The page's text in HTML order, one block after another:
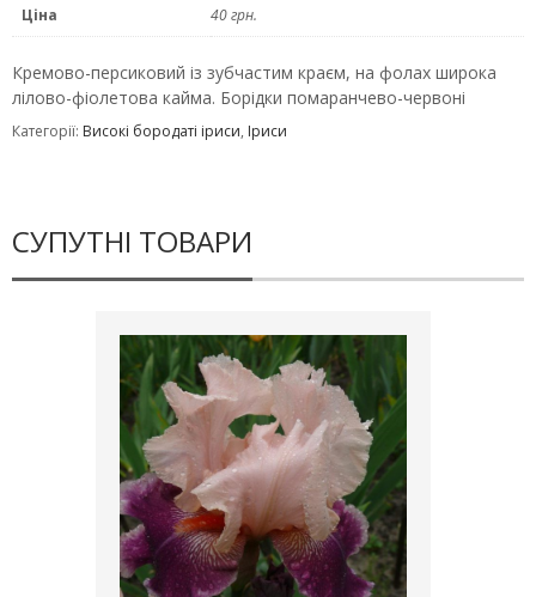
Ціна 40 грн.
Кремово-персиковий із зубчастим краєм, на фолах широка
лілово-фіолетова кайма. Борідки помаранчево-червоні
Категорії: Високі бородаті іриси, Іриси
СУПУТНІ ТОВАРИ